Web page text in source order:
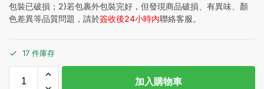
包裝已破損；2)若包裹外包裝完好，但發現商品破損、有異味、顏
色差異等品質問題，請於簽收後24小時內聯絡客服。
17 件庫存
加入購物車